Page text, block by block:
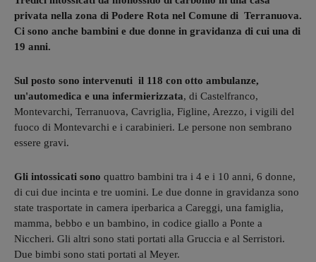
privata nella zona di Podere Rota nel Comune di Terranuova.
Ci sono anche bambini e due donne in gravidanza di cui una di
19 anni.
Sul posto sono intervenuti il 118 con otto ambulanze,
un'automedica e una infermierizzata, di Castelfranco,
Montevarchi, Terranuova, Cavriglia, Figline, Arezzo, i vigili del
fuoco di Montevarchi e i carabinieri. Le persone non sembrano
essere gravi.
Gli intossicati sono quattro bambini tra i 4 e i 10 anni, 6 donne,
di cui due incinta e tre uomini. Le due donne in gravidanza sono
state trasportate in camera iperbarica a Careggi, una famiglia,
mamma, bebbo e un bambino, in codice giallo a Ponte a
Niccheri. Gli altri sono stati portati alla Gruccia e al Serristori.
Due bimbi sono stati portati al Meyer.